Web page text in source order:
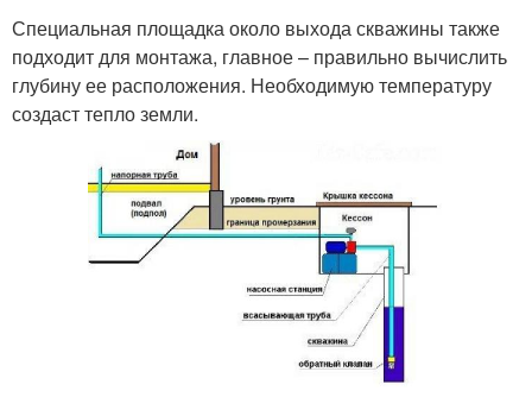
Специальная площадка около выхода скважины также
подходит для монтажа, главное – правильно вычислить
глубину ее расположения. Необходимую температуру
создаст тепло земли.